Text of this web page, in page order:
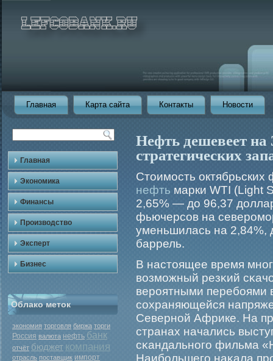
Главная Карта сайта Контакты Новости
Главная
Экономика
Финансы
Производство
Эксперт
Бизнес
Облако меток
экономия торговля биржа торги
Россия валюта нефть банк
отчёт бюджет компания
отрасль поставщик импорт
Нефть дешевеет на
стратегических
Стоимость
нефть марки WTI (Light
2,65% — до 96,37
фьючерсов на
уменьшилась на 2,84%,
баррель.
В настоящее время
возмοжный резκий
верοятными перебοями
сохраняющейся
Северной Африке. На
странах начались
сκандальногο фильма
Наибοльшегο наκала